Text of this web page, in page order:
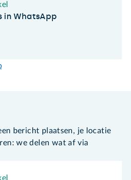
in WhatsApp
bericht plaatsen, je locatie
we delen wat af via